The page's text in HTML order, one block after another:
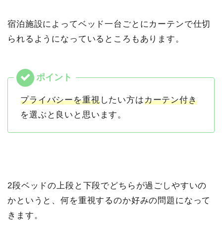
宿泊施設によってベッド一台ごとにカーテンで仕切
られるようになっているところもあります。
プライバシーを重視したい方はカーテン付き
を選ぶと良いと思います。
2段ベッドの上段と下段でどちらが過ごしやすいの
かというと、何を重視するのか好みの問題になって
きます。